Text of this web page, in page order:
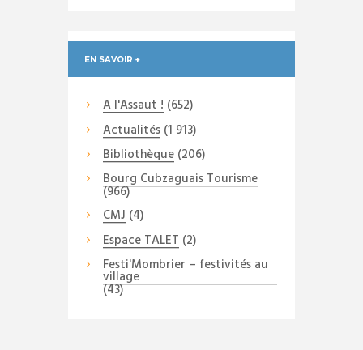
EN SAVOIR +
A l'Assaut ! (652)
Actualités(1 913)
Bibliothèque(206)
Bourg Cubzaguais Tourisme
(966)
CMJ (4)
Espace TALET (2)
Festi'Mombrier – festivités au
village
(43)